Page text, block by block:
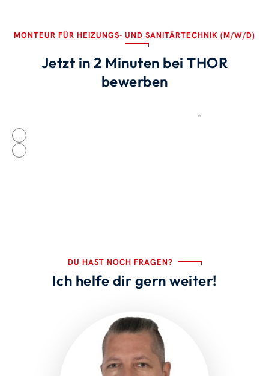
MONTEUR FÜR HEIZUNGS- UND SANITÄRTECHNIK (M/W/D)
Jetzt in 2 Minuten bei THOR
bewerben
*
DU HAST NOCH FRAGEN?
Ich helfe dir gern weiter!